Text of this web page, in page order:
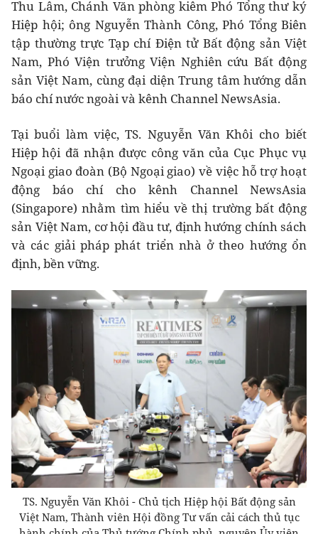
Thu Lâm, Chánh Văn phòng kiêm Phó Tổng thư ký
Hiệp hội; ông Nguyễn Thành Công, Phó Tổng Biên
tập thường trực Tạp chí Điện tử Bất động sản Việt
Nam, Phó Viện trưởng Viện Nghiên cứu Bất động
sản Việt Nam, cùng đại diện Trung tâm hướng dẫn
báo chí nước ngoài và kênh Channel NewsAsia.
Tại buổi làm việc, TS. Nguyễn Văn Khôi cho biết
Hiệp hội đã nhận được công văn của Cục Phục vụ
Ngoại giao đoàn (Bộ Ngoại giao) về việc hỗ trợ hoạt
động báo chí cho kênh Channel NewsAsia
(Singapore) nhằm tìm hiểu về thị trường bất động
sản Việt Nam, cơ hội đầu tư, định hướng chính sách
và các giải pháp phát triển nhà ở theo hướng ổn
định, bền vững.
TS. Nguyễn Văn Khôi - Chủ tịch Hiệp hội Bất động sản
Việt Nam, Thành viên Hội đồng Tư vấn cải cách thủ tục